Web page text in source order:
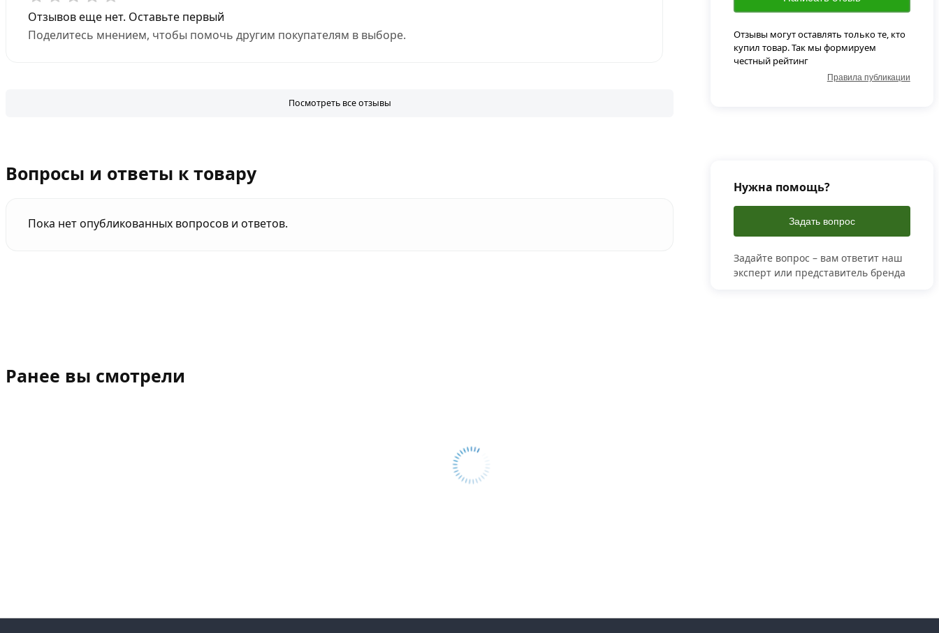
Отзывов еще нет. Оставьте первый
Поделитесь мнением, чтобы помочь другим покупателям в выборе.
Посмотреть все отзывы
Отзывы могут оставлять только те, кто
купил товар. Так мы формируем
честный рейтинг
Правила публикации
Вопросы и ответы к товару
Пока нет опубликованных вопросов и ответов.
Нужна помощь?
Задать вопрос
Задайте вопрос – вам ответит наш
эксперт или представитель бренда
Ранее вы смотрели